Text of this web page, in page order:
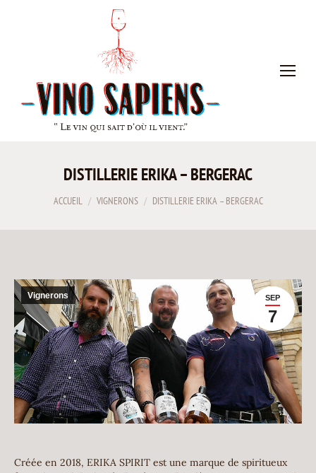
DISTILLERIE ERIKA – BERGERAC
ACCUEIL VIGNERONS DISTILLERIE ERIKA – BERGERAC
SEP
7
Vignerons
Créée en 2018, ERIKA SPIRIT est une marque de spiritueux